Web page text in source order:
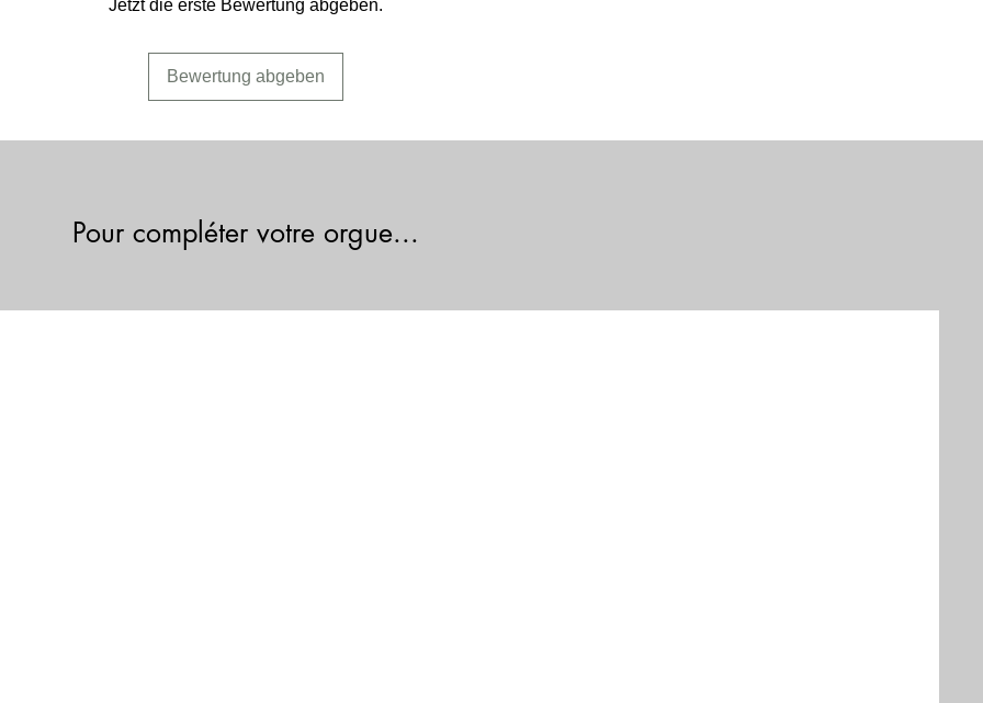
Jetzt die erste Bewertung abgeben.
Bewertung abgeben
Pour compléter votre orgue...